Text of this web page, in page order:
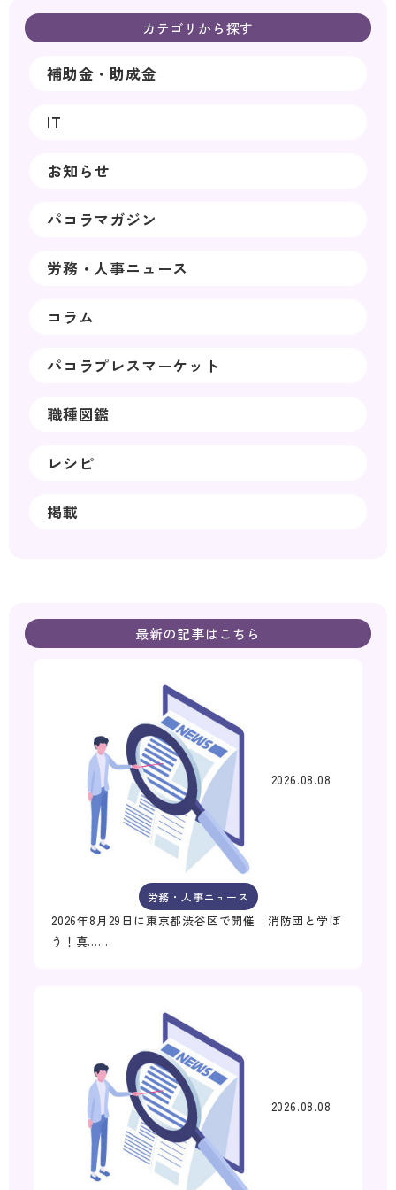
カテゴリから探す
補助金・助成金
IT
お知らせ
パコラマガジン
労務・人事ニュース
コラム
パコラプレスマーケット
職種図鑑
レシピ
掲載
最新の記事はこちら
2026.08.08
労務・人事ニュース
2026年8月29日に東京都渋谷区で開催「消防団と学ぼ
う！真……
2026.08.08